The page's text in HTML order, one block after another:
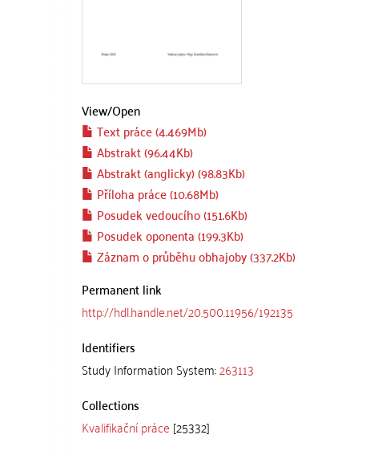
View/Open
Text práce (4.469Mb)
Abstrakt (96.44Kb)
Abstrakt (anglicky) (98.83Kb)
Příloha práce (10.68Mb)
Posudek vedoucího (151.6Kb)
Posudek oponenta (199.3Kb)
Záznam o průběhu obhajoby (337.2Kb)
Permanent link
http://hdl.handle.net/20.500.11956/192135
Identifiers
Study Information System:263113
Collections
Kvalifikační práce [25332]